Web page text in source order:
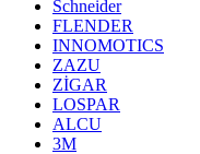
Schneider
FLENDER
INNOMOTICS
ZAZU
ZİGAR
LOSPAR
ALCU
3M